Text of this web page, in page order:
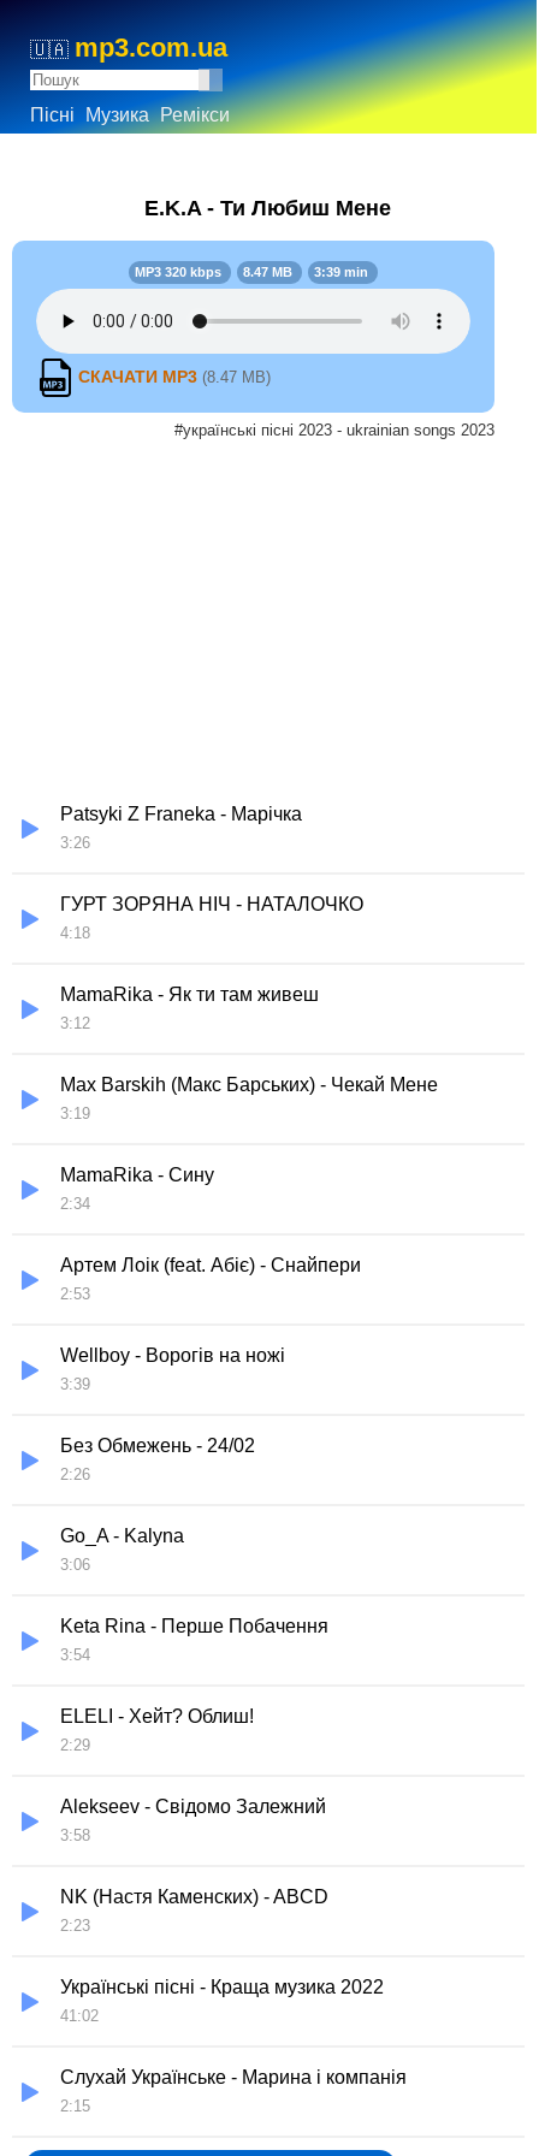
🇺🇦 mp3.com.ua
Пісні Музика Ремікси
E.K.A - Ти Любиш Мене
MP3 320 kbps 8.47 MB 3:39 min
СКАЧАТИ MP3 (8.47 MB)
#українські пісні 2023 - ukrainian songs 2023
Patsyki Z Franeka - Марічка
3:26
ГУРТ ЗОРЯНА НІЧ - НАТАЛОЧКО
4:18
MamaRika - Як ти там живеш
3:12
Max Barskih (Макс Барських) - Чекай Мене
3:19
MamaRika - Сину
2:34
Артем Лоік (feat. Абіє) - Снайпери
2:53
Wellboy - Ворогів на ножі
3:39
Без Обмежень - 24/02
2:26
Go_A - Kalyna
3:06
Keta Rina - Перше Побачення
3:54
ELELI - Хейт? Облиш!
2:29
Alekseev - Свідомо Залежний
3:58
NK (Настя Каменских) - ABCD
2:23
Українські пісні - Краща музика 2022
41:02
Слухай Українське - Марина і компанія
2:15